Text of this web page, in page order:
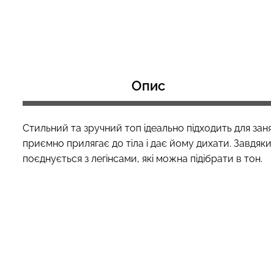
Опис
Стильний та зручний топ ідеально підходить для
приємно прилягає до тіла і дає йому дихати.
поєднується з легінсами, які можна підібрати в тон.